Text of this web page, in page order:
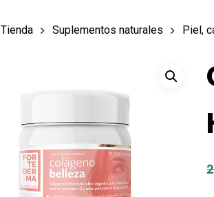
Tienda Suplementos naturales Piel,